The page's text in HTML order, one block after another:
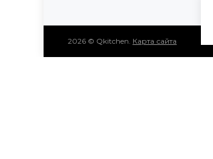
2026 © Qkitchen. Карта сайта